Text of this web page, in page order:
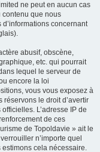
ne peut en aucun cas
contenu que nous
concernant
abusif, obscène,
etc. qui pourrait
lequel le serveur de
encore la loi
vous vous exposez à
le droit d’avertir
L’adresse IP de
de ces
de Topoldavie » ait le
n’importe quel
estimons cela nécessaire.